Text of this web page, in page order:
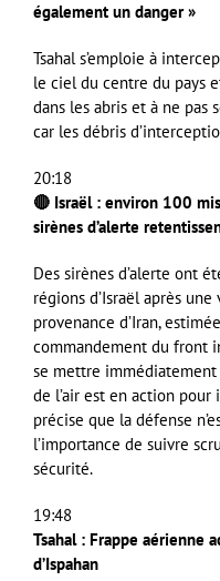
également un danger »
Tsahal s’emploie à
le ciel du centre du pays
dans les abris et à ne pas
car les débris
20:18
🔴 Israël : environ 100
sirènes d’alerte
Des sirènes d’alerte ont
régions d’Israël après
provenance d’Iran,
commandement du front
se mettre immédiatement
de l’air est en action pour
précise que la défense
l’importance de suivre
sécurité.
19:48
Tsahal : Frappe aérienne
d’Ispahan